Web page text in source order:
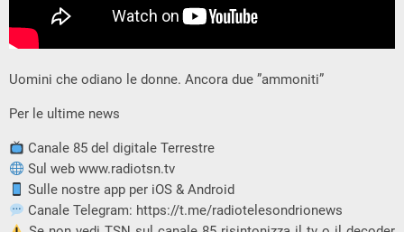
Uomini che odiano le donne. Ancora due ”ammoniti”
Per le ultime news
Canale 85 del digitale Terrestre
Sul web www.radiotsn.tv
Sulle nostre app per iOS & Android
Canale Telegram: https://t.me/radiotelesondrionews